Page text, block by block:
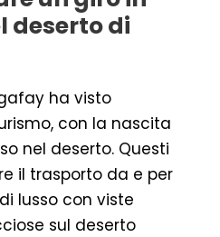
deserto di
ha visto
con la nascita
nel deserto. Questi
il trasporto da e per
lusso con viste
sul deserto